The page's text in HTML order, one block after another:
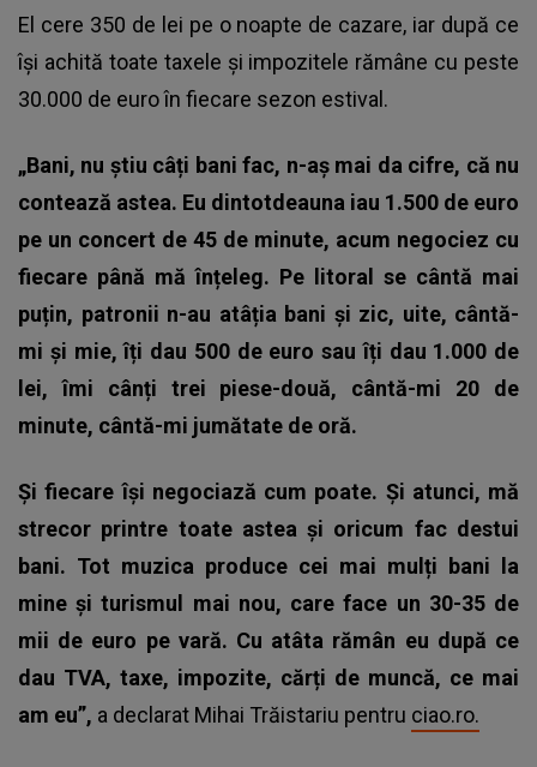
El cere 350 de lei pe o noapte de cazare, iar după ce
își achită toate taxele și impozitele rămâne cu peste
30.000 de euro în fiecare sezon estival.
„Bani, nu știu câți bani fac, n-aș mai da cifre, că nu
contează astea. Eu dintotdeauna iau 1.500 de euro
pe un concert de 45 de minute, acum negociez cu
fiecare până mă înțeleg. Pe litoral se cântă mai
puțin, patronii n-au atâția bani și zic, uite, cântă-
mi și mie, îți dau 500 de euro sau îți dau 1.000 de
lei, îmi cânți trei piese-două, cântă-mi 20 de
minute, cântă-mi jumătate de oră.
Și fiecare își negociază cum poate. Și atunci, mă
strecor printre toate astea și oricum fac destui
bani. Tot muzica produce cei mai mulți bani la
mine și turismul mai nou, care face un 30-35 de
mii de euro pe vară. Cu atâta rămân eu după ce
dau TVA, taxe, impozite, cărți de muncă, ce mai
am eu”, a declarat Mihai Trăistariu pentru ciao.ro.